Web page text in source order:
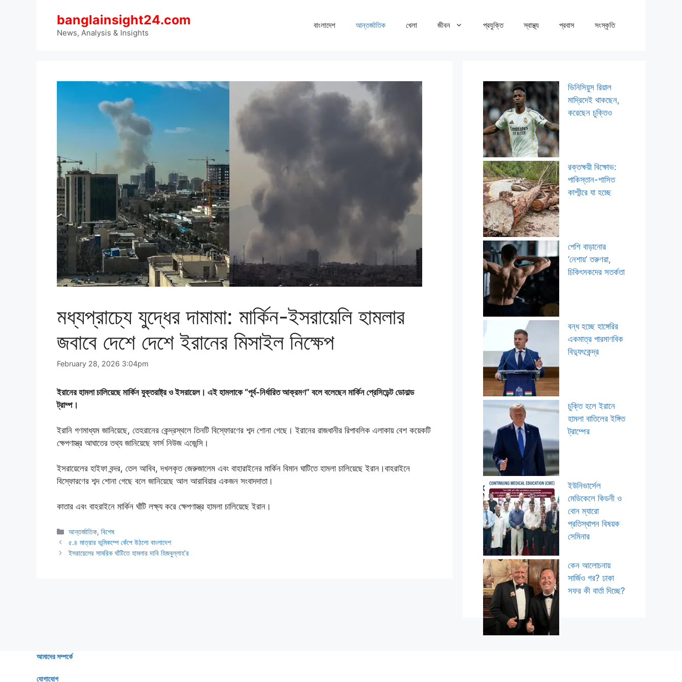
banglainsight24.com
News, Analysis & Insights
বাংলাদেশ আন্তর্জাতিক খেলা জীবন প্রযুক্তি স্বাস্থ্য প্রবাস সংস্কৃতি
মধ্যপ্রাচ্যে যুদ্ধের দামামা: মার্কিন-ইসরায়েলি হামলার
জবাবে দেশে দেশে ইরানের মিসাইল নিক্ষেপ
February 28, 2026 3:04pm
ইরানের হামলা চালিয়েছে মার্কিন যুক্তরাষ্ট্র ও ইসরায়েল। এই হামলাকে “পূর্ব-নির্ধারিত আক্রমণ” বলে বলেছেন মার্কিন প্রেসিডেন্ট ডোনাল্ড
ট্রাম্প।
ইরানি গণমাধ্যম জানিয়েছে, তেহরানের কেন্দ্রস্থলে তিনটি বিস্ফোরণের শব্দ শোনা গেছে। ইরানের রাজধানীর রিপাবলিক এলাকায় বেশ কয়েকটি
ক্ষেপণাস্ত্র আঘাতের তথ্য জানিয়েছে ফার্স নিউজ এজেন্সি।
ইসরায়েলের হাইফা বন্দর, তেল আবিব, দখলকৃত জেরুজালেম এবং বাহারাইনের মার্কিন বিমান ঘাটিতে হামলা চালিয়েছে ইরান।বাহরাইনে
বিস্ফোরণের শব্দ শোনা গেছে বলে জানিয়েছে আল আরাবিয়ার একজন সংবাদদাতা।
কাতার এবং বাহরাইনে মার্কিন ঘাঁটি লক্ষ্য করে ক্ষেপণাস্ত্র হামলা চালিয়েছে ইরান।
Categories
আন্তর্জাতিক,বিশেষ
৫.৪ মাত্রার ভূমিকম্পে কেঁপে উঠলো বাংলাদেশ
ইসরায়েলের সামরিক ঘাঁটিতে হামলার দাবি হিজবুল্লাহ’র
ভিনিসিয়ুস রিয়াল
মাদ্রিদেই থাকছেন,
করেছেন চুক্তিও
রক্তক্ষয়ী বিক্ষোভ:
পাকিস্তান-শাসিত
কাশ্মীরে যা হচ্ছে
পেশি বাড়ানোর
‘নেশায়’ তরুণরা,
চিকিৎসকদের সতর্কতা
বন্ধ হচ্ছে হাঙ্গেরির
একমাত্র পারমাণবিক
বিদ্যুৎকেন্দ্র
চুক্তি হলে ইরানে
হামলা বাতিলের ইঙ্গিত
ট্রাম্পের
ইউনিভার্সেল
মেডিকেলে কিডনী ও
বোন ম্যারো
প্রতিস্থাপন বিষয়ক
সেমিনার
কেন আলোচনায়
সার্জিও গর? ঢাকা
সফর কী বার্তা দিচ্ছে?
আমাদের সম্পর্কে
যোগাযোগ